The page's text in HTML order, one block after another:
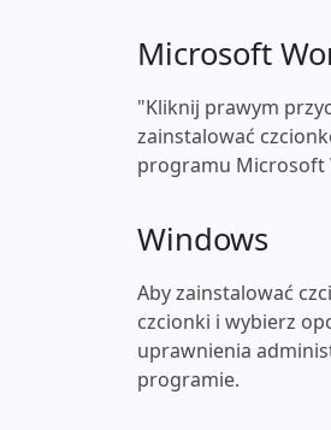
Microsoft
"Kliknij prawym
zainstalować
programu Microsoft
Windows
Aby zainstalować
czcionki i wybierz
uprawnienia
programie.